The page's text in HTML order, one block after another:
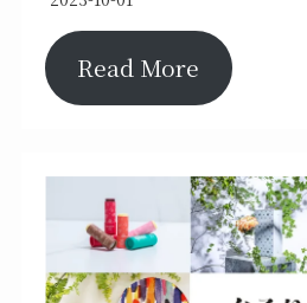
Read More